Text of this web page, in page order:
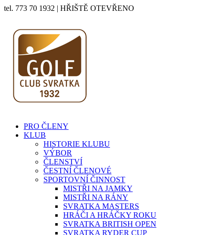
tel. 773 70 1932 | HŘIŠTĚ OTEVŘENO
PRO ČLENY
KLUB
HISTORIE KLUBU
VÝBOR
ČLENSTVÍ
ČESTNÍ ČLENOVÉ
SPORTOVNÍ ČINNOST
MISTŘI NA JAMKY
MISTŘI NA RÁNY
SVRATKA MASTERS
HRÁČI A HRÁČKY ROKU
SVRATKA BRITISH OPEN
SVRATKA RYDER CUP